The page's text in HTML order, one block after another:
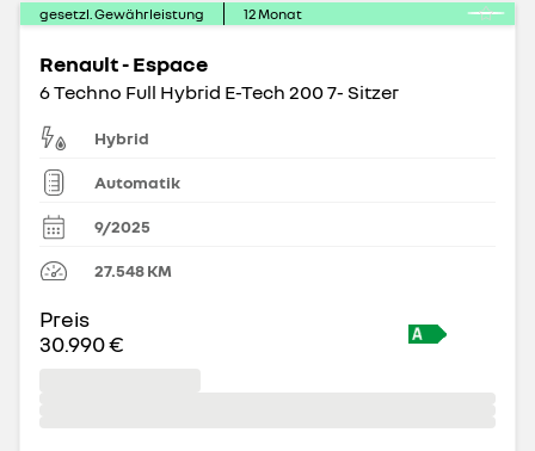
gesetzl. Gewährleistung 12Monat
Renault - Espace
6 Techno Full Hybrid E-Tech 200 7- Sitzer
Hybrid
Automatik
9/2025
27.548KM
Preis
30.990 €